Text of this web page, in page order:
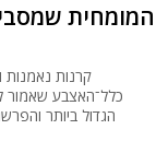
כלל־האצבע שאמור
הגדול ביותר